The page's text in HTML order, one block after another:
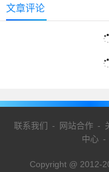
文章评论
联系我们 - 网站合作-
中心 -
Copyright @ 2012-